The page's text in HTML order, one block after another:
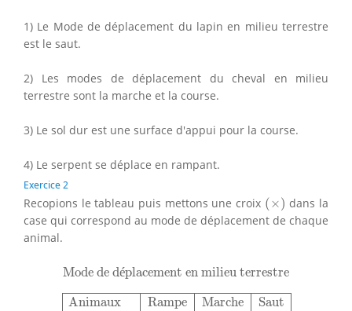
1) Le Mode de déplacement du lapin en milieu terrestre
est le saut.
2) Les modes de déplacement du cheval en milieu
terrestre sont la marche et la course.
3) Le sol dur est une surface d'appui pour la course.
4) Le serpent se déplace en rampant.
Exercice 2
Recopions le tableau puis mettons une croix (×)
(×
dans la
case qui correspond au mode de déplacement de chaque
animal.
Mode de déplacement en milieu terrestre
Mode de déplacement en milieu terrestre
Animaux Rampe Marche
Saut
AnimauxRampeMarcheSautCrocodille